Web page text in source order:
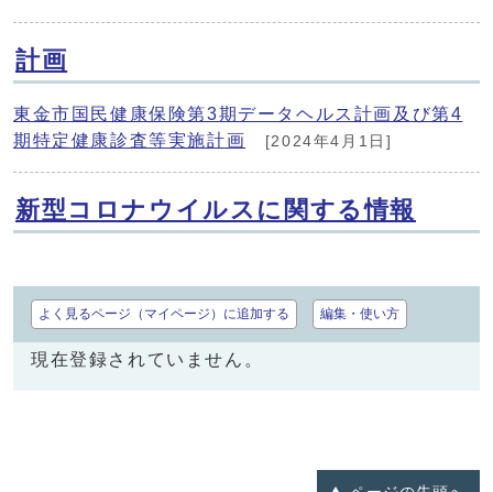
計画
東金市国民健康保険第3期データヘルス計画及び第4
期特定健康診査等実施計画
[2024年4月1日]
新型コロナウイルスに関する情報
よく見るページ（マイページ）に追加する 編集・使い方
現在登録されていません。